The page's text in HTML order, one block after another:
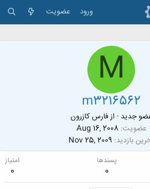
ورود عضویت
M
m3216562
جدید · ازفارس کازرون
عضویت Aug 16, 2008
بازدید Nov 25, 2009
پسندها
0
امتیاز
0